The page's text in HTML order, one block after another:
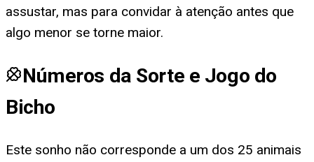
assustar, mas para convidar à atenção antes que
algo menor se torne maior.
Números da Sorte e Jogo do
Bicho
Este sonho não corresponde a um dos 25 animais